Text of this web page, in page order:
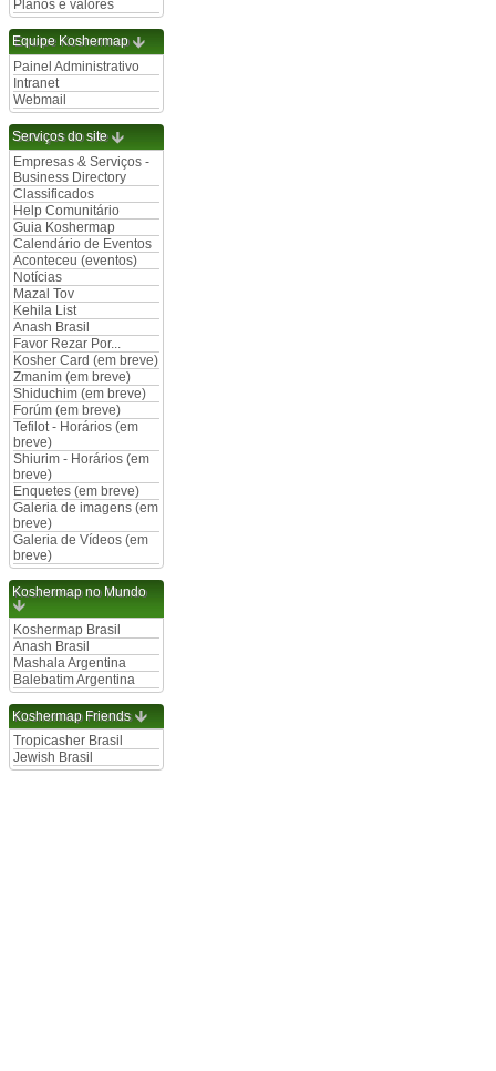
Planos e valores
Equipe Koshermap
Painel Administrativo
Intranet
Webmail
Serviços do site
Empresas & Serviços -
Business Directory
Classificados
Help Comunitário
Guia Koshermap
Calendário de Eventos
Aconteceu (eventos)
Notícias
Mazal Tov
Kehila List
Anash Brasil
Favor Rezar Por...
Kosher Card (em breve)
Zmanim (em breve)
Shiduchim (em breve)
Forúm (em breve)
Tefilot - Horários (em
breve)
Shiurim - Horários (em
breve)
Enquetes (em breve)
Galeria de imagens (em
breve)
Galeria de Vídeos (em
breve)
Koshermap no Mundo
Koshermap Brasil
Anash Brasil
Mashala Argentina
Balebatim Argentina
Koshermap Friends
Tropicasher Brasil
Jewish Brasil